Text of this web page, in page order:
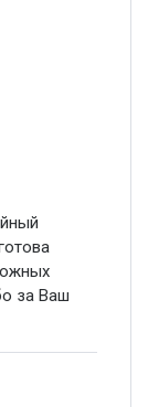
за Ваш